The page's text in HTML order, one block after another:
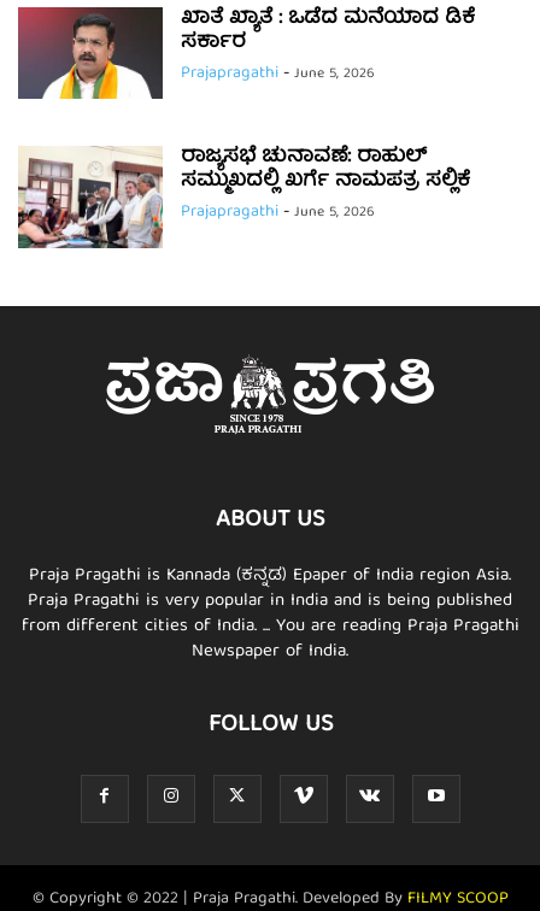
ಖಾತೆ ಖ್ಯಾತೆ : ಒಡೆದ ಮನೆಯಾದ ಡಿಕೆ
ಸರ್ಕಾರ
Prajapragathi-June 5, 2026
ರಾಜ್ಯಸಭೆ ಚುನಾವಣೆ: ರಾಹುಲ್
ಸಮ್ಮುಖದಲ್ಲಿ ಖರ್ಗೆ ನಾಮಪತ್ರ ಸಲ್ಲಿಕೆ
Prajapragathi-June 5, 2026
ABOUT US
Praja Pragathi is Kannada (ಕನ್ನಡ) Epaper of India region Asia.
Praja Pragathi is very popular in India and is being published
from different cities of India. ... You are reading Praja Pragathi
Newspaper of India.
FOLLOW US
© Copyright © 2022 | Praja Pragathi. Developed By FILMY SCOOP